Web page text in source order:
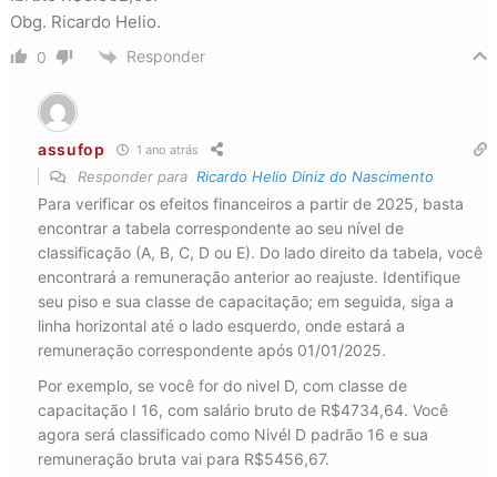
Obg. Ricardo Helio.
0 Responder
assufop 1 ano atrás
Responder para Ricardo Helio Diniz do Nascimento
Para verificar os efeitos financeiros a partir de 2025, basta
encontrar a tabela correspondente ao seu nível de
classificação (A, B, C, D ou E). Do lado direito da tabela, você
encontrará a remuneração anterior ao reajuste. Identifique
seu piso e sua classe de capacitação; em seguida, siga a
linha horizontal até o lado esquerdo, onde estará a
remuneração correspondente após 01/01/2025.
Por exemplo, se você for do nivel D, com classe de
capacitação I 16, com salário bruto de R$4734,64. Você
agora será classificado como Nivél D padrão 16 e sua
remuneração bruta vai para R$5456,67.